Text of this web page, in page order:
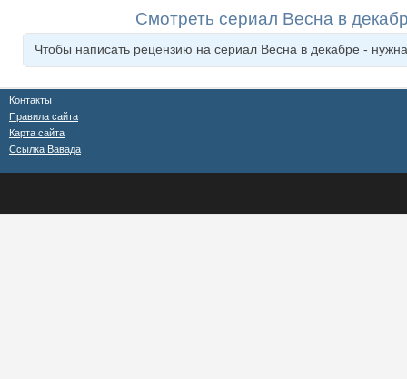
Смотреть сериал Весна в
Чтобы написать рецензию на сериал Весна в декабре -
Контакты
Правила сайта
Карта сайта
Ссылка Вавада